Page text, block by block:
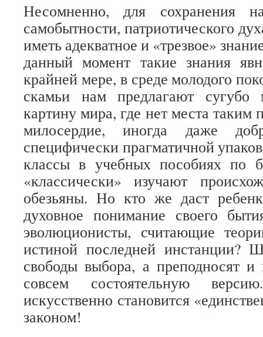
Несомненно, для сохранения
самобытности, патриотического
иметь адекватное и «трезвое»
данный момент такие знания
крайней мере, в среде молодого
скамьи нам предлагают сугубо
картину мира, где нет места таким
милосердие, иногда даже
специфически прагматичной
классы в учебных пособиях по
«классически» изучают
обезьяны. Но кто же даст
духовное понимание своего
эволюционисты, считающие
истиной последней инстанции?
свободы выбора, а преподносят
совсем состоятельную
искусственно становится
законом!